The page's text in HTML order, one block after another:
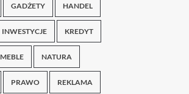
GADŻETY HANDEL
INWESTYCJE KREDYT
MEBLE NATURA
PRAWO REKLAMA